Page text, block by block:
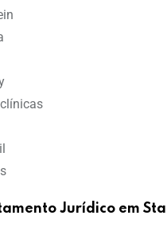
Jurídico em